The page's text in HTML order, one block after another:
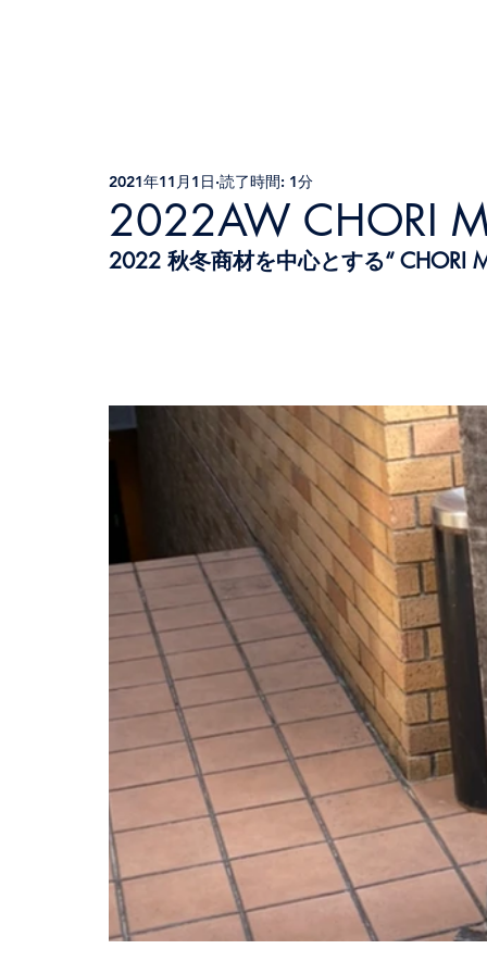
2022AW CHORI
2021年11月1日 読了時間: 1分
2022 秋冬商材を中心とする“ CHORI